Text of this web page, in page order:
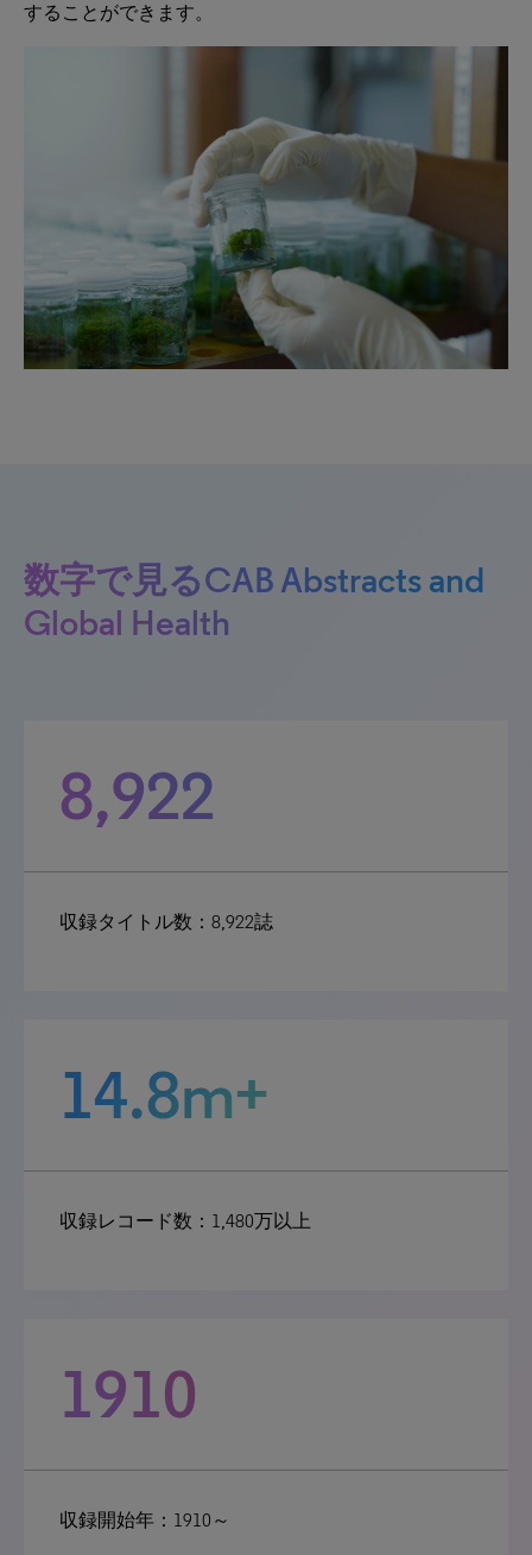
することができます。
数字で見るCAB Abstracts and
Global Health
8,922
収録タイトル数：8,922誌
14.8m+
収録レコード数：1,480万以上
1910
収録開始年：1910～